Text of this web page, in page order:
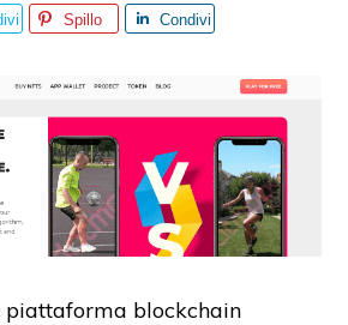
Spillo
Condivi
piattaforma blockchain